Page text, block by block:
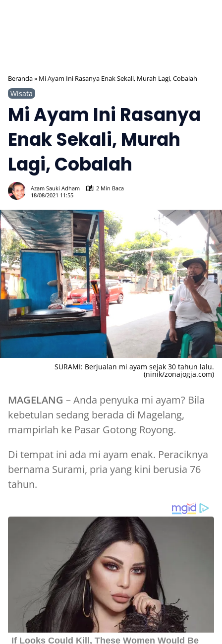
Beranda» Mi Ayam Ini Rasanya Enak Sekali, Murah Lagi, Cobalah
Wisata
Mi Ayam Ini Rasanya
Enak Sekali, Murah
Lagi, Cobalah
Azam Sauki Adham
2 Min Baca
18/08/2021 11:55
SURAMI: Berjualan mi ayam sejak 30 tahun lalu.
(ninik/zonajogja.com)
MAGELANG – Anda penyuka mi ayam? Bila
kebetulan sedang berada di Magelang,
mampirlah ke Pasar Gotong Royong.
Di tempat ini ada mi ayam enak. Peraciknya
bernama Surami, pria yang kini berusia 76
tahun.